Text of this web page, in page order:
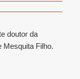
doutor da
Mesquita Filho.